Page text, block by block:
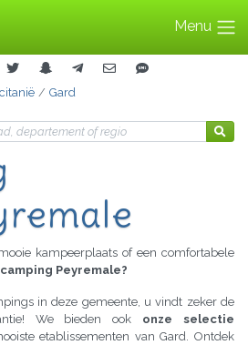
Menu
Gard
kampeerplaats of een comfortabele
camping Peyremale?
in deze gemeente, u vindt zeker de
We bieden ook onze selectie
etablissementen van Gard. Ontdek